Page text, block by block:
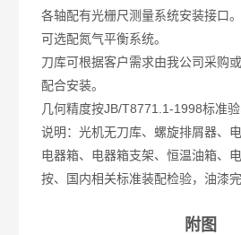
各轴配有光栅尺测量系统安装接口。
可选配氮气平衡系统。
刀库可根据客户需求由我公司采购
配合安装。
几何精度按JB/T8771.1-1998标准验
说明：光机无刀库、螺旋排屑器、
电器箱、电器箱支架、恒温油箱、
按、国内相关标准装配检验，油漆完
附图